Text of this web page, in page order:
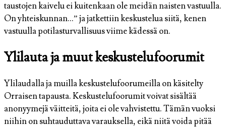
taustojen kaivelu ei kuitenkaan ole meidän naisten vastuulla.
On yhteiskunnan…” ja jatkettiin keskustelua siitä, kenen
vastuulla potilasturvallisuus viime kädessä on.
Ylilauta ja muut keskustelufoorumit
Ylilaudalla ja muilla keskustelufoorumeilla on käsitelty
Orraisen tapausta. Keskustelufoorumit voivat sisältää
anonyymejä väitteitä, joita ei ole vahvistettu. Tämän vuoksi
niihin on suhtauduttava varauksella, eikä niitä voida pitää